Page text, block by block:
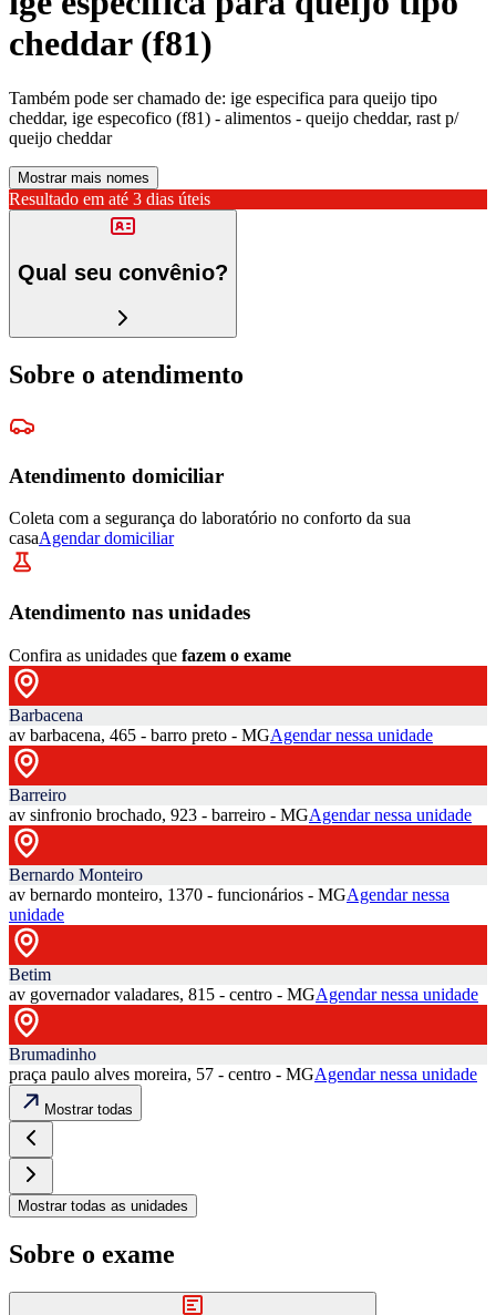
cheddar (f81)
Também pode ser chamado de: ige especifica para queijo tipo
cheddar, ige especofico (f81) - alimentos - queijo cheddar, rast p/
queijo cheddar
Mostrar mais nomes
Resultado em até 3 dias úteis
Qual seu convênio?
Sobre o atendimento
Atendimento domiciliar
Coleta com a segurança do laboratório no conforto da sua
casaAgendar domiciliar
Atendimento nas unidades
Confira as unidades que fazem o exame
Barbacena
av barbacena, 465 - barro preto - MGAgendar nessa unidade
Barreiro
av sinfronio brochado, 923 - barreiro - MGAgendar nessa unidade
Bernardo Monteiro
av bernardo monteiro, 1370 - funcionários - MGAgendar nessa
unidade
Betim
av governador valadares, 815 - centro - MGAgendar nessa unidade
Brumadinho
praça paulo alves moreira, 57 - centro - MGAgendar nessa unidade
Mostrar todas
Mostrar todas as unidades
Sobre o exame